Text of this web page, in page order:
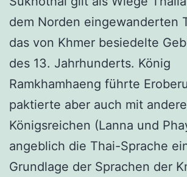
dem Norden eingewanderten
das von Khmer besiedelte
des 13. Jahrhunderts. König
Ramkhamhaeng führte
paktierte aber auch mit
Königsreichen (Lanna und
angeblich die Thai-Sprache
Grundlage der Sprachen der